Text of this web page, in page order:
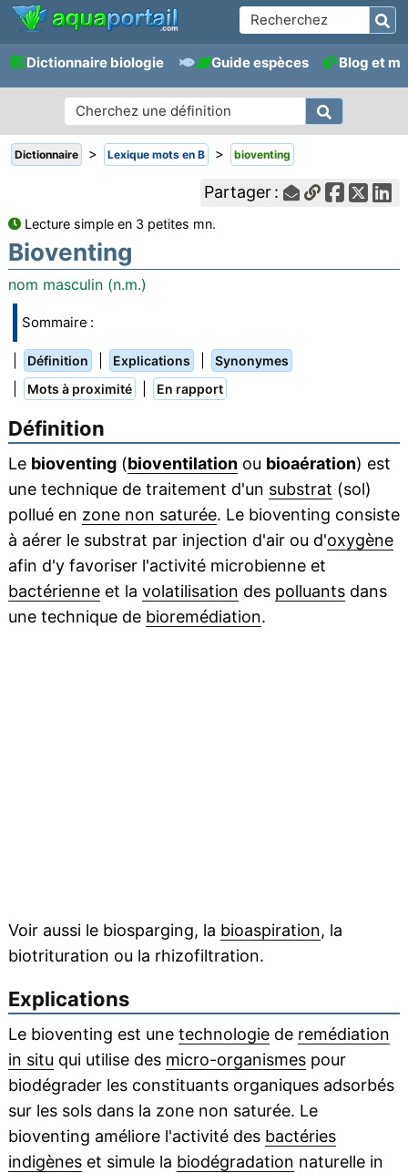
Dictionnaire biologie Guide espèces Blog et
Dictionnaire > Lexique mots en B > bioventing
Partager :
Lecture simple en 3 petites mn.
Bioventing
nom masculin (n.m.)
Sommaire :
Définition Explications Synonymes
Mots à proximité En rapport
Définition
Le bioventing(bioventilationou bioaération) est
une technique de traitement d'un substrat (sol)
pollué en zone non saturée. Le bioventing consiste
à aérer le substrat par injection d'air ou d'oxygène
afin d'y favoriser l'activité microbienne et
bactérienneet la volatilisation des polluantsdans
une technique de bioremédiation.
Voir aussi le biosparging, la bioaspiration, la
biotrituration ou la rhizofiltration.
Explications
Le bioventing est une technologiede remédiation
in situ qui utilise des micro-organismespour
biodégrader les constituants organiques adsorbés
sur les sols dans la zone non saturée. Le
bioventing améliore l'activité des bactéries
indigèneset simule la biodégradation naturelle in